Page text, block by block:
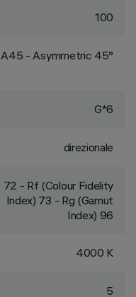
100
A45 - Asymmetric 45°
G*6
direzionale
72 - Rf (Colour Fidelity
Index) 73 - Rg (Gamut
Index) 96
4000 K
5